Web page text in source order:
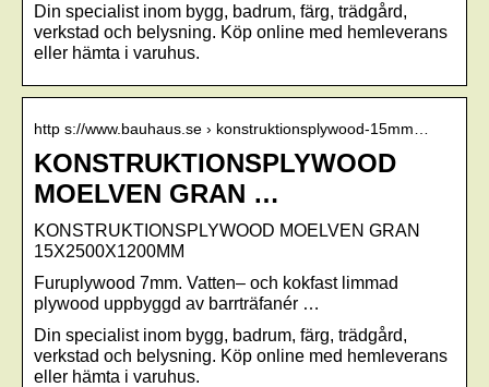
Din specialist inom bygg, badrum, färg, trädgård,
verkstad och belysning. Köp online med hemleverans
eller hämta i varuhus.
http s://www.bauhaus.se › konstruktionsplywood-15mm…
KONSTRUKTIONSPLYWOOD
MOELVEN GRAN …
KONSTRUKTIONSPLYWOOD MOELVEN GRAN
15X2500X1200MM
Furuplywood 7mm. Vatten– och kokfast limmad
plywood uppbyggd av barrträfanér …
Din specialist inom bygg, badrum, färg, trädgård,
verkstad och belysning. Köp online med hemleverans
eller hämta i varuhus.